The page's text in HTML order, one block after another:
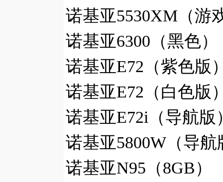
诺基亚5530XM（游
诺基亚6300（黑色
诺基亚E72（紫色版
诺基亚E72（白色
诺基亚E72i（导航版
诺基亚5800W（导
诺基亚N95（8GB